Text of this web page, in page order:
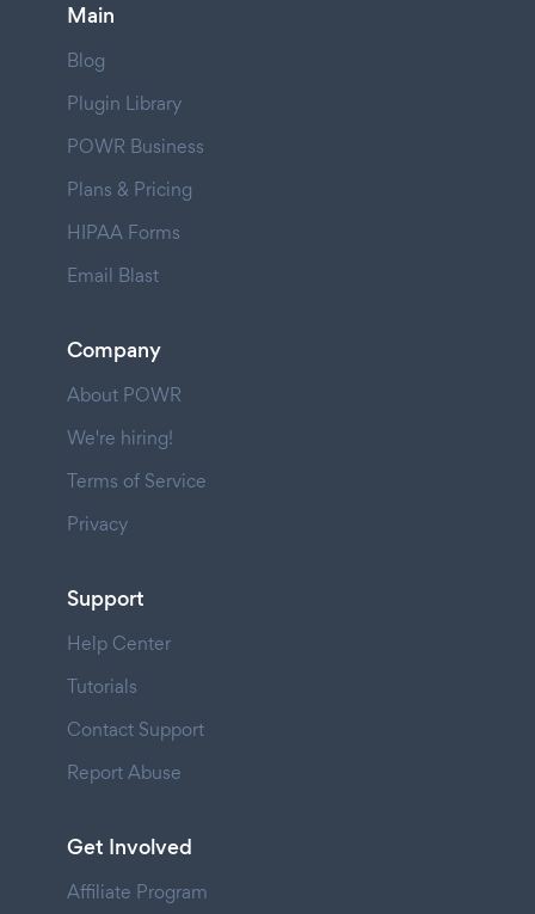
Main
Blog
Plugin Library
POWR Business
Plans & Pricing
HIPAA Forms
Email Blast
Company
About POWR
We're hiring!
Terms of Service
Privacy
Support
Help Center
Tutorials
Contact Support
Report Abuse
Get Involved
Affiliate Program